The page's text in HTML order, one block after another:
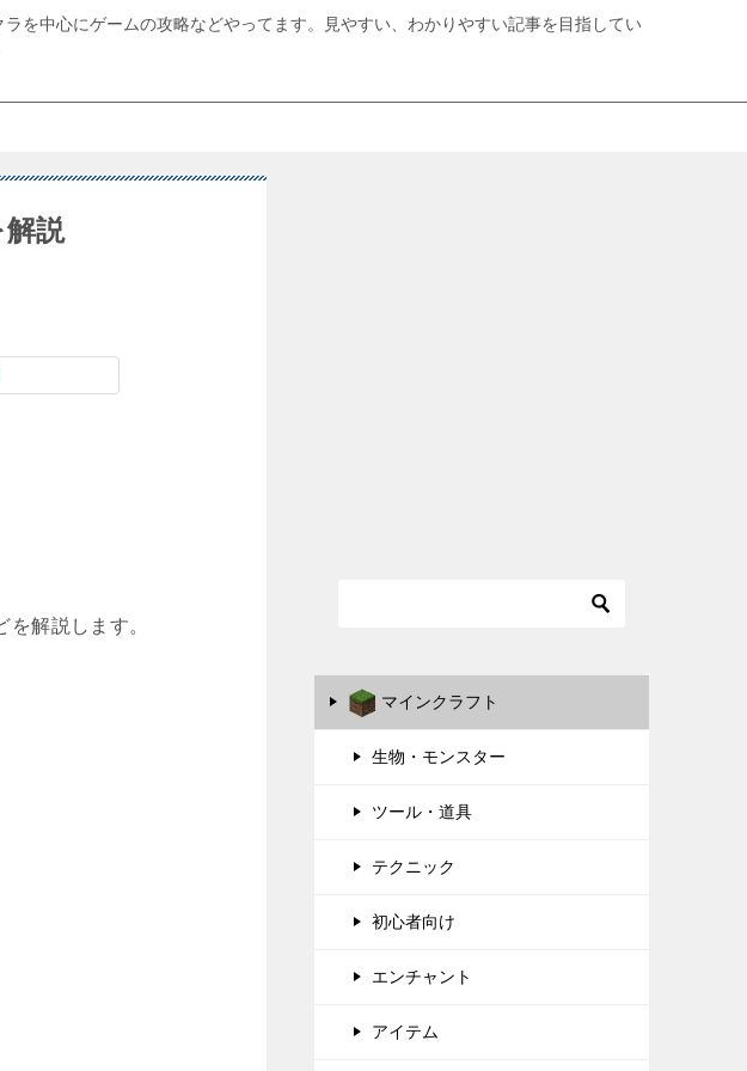
ラを中心にゲームの攻略などやってます。見やすい、わかりやすい記事を目指してい
説
解説します。
マインクラフト
生物・モンスター
ツール・道具
テクニック
初心者向け
エンチャント
アイテム